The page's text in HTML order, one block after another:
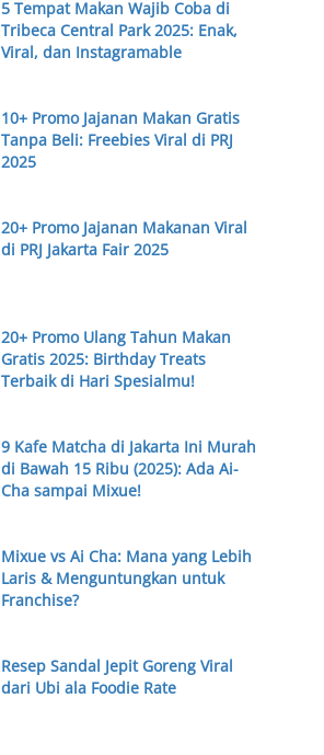
5 Tempat Makan Wajib Coba di
Tribeca Central Park 2025: Enak,
Viral, dan Instagramable
10+ Promo Jajanan Makan Gratis
Tanpa Beli: Freebies Viral di PRJ
2025
20+ Promo Jajanan Makanan Viral
di PRJ Jakarta Fair 2025
20+ Promo Ulang Tahun Makan
Gratis 2025: Birthday Treats
Terbaik di Hari Spesialmu!
9 Kafe Matcha di Jakarta Ini Murah
di Bawah 15 Ribu (2025): Ada Ai-
Cha sampai Mixue!
Mixue vs Ai Cha: Mana yang Lebih
Laris & Menguntungkan untuk
Franchise?
Resep Sandal Jepit Goreng Viral
dari Ubi ala Foodie Rate